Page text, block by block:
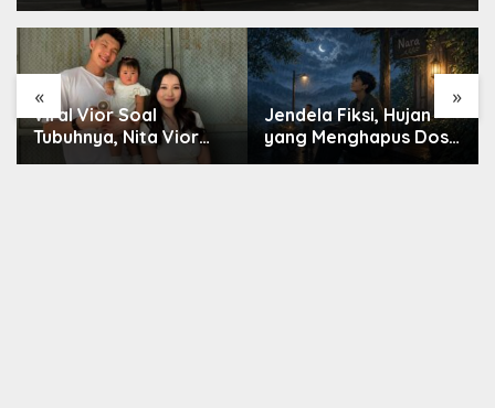
« »
Viral Vior Soal
Tubuhnya, Nita Vior
Akui Nikmati Peranya
Jendela Fiksi, Hujan
yang Menghapus Dosa